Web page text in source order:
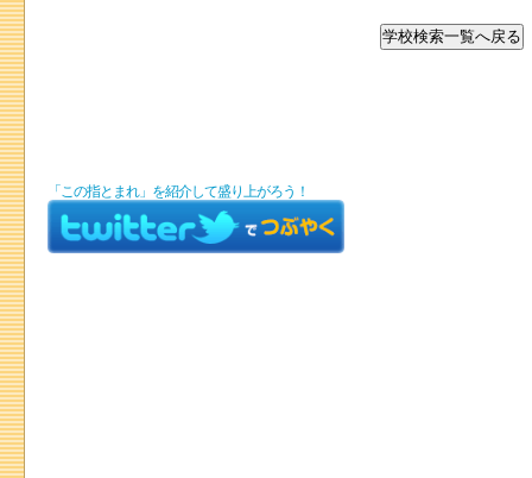
「この指とまれ」を紹介して盛り上がろう！